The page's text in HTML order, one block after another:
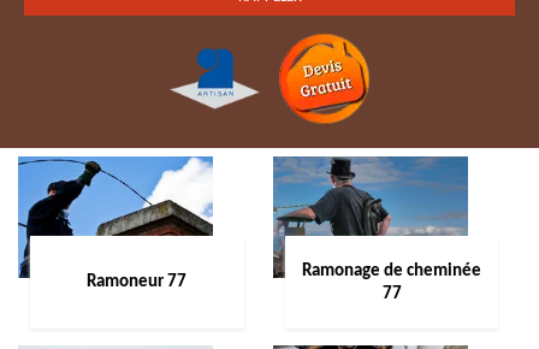
Ramoneur 77
Ramonage de cheminée
77